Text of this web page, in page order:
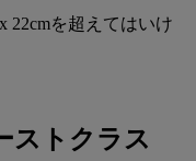
22cmを超えてはいけ
ストクラス